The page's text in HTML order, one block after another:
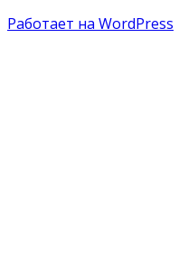
Работает на WordPress